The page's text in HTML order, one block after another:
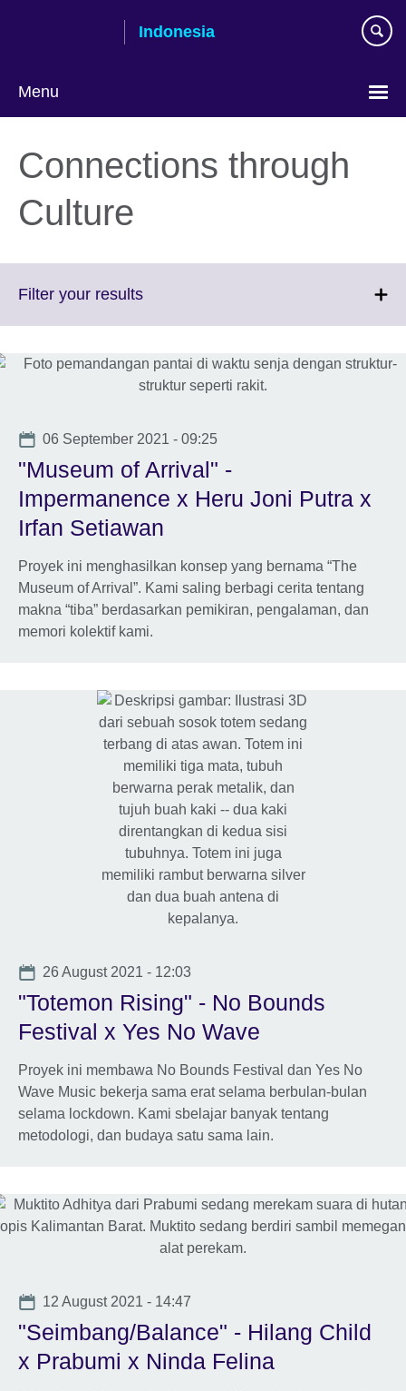
Indonesia
Menu
Connections through
Culture
Filter your resultsClick
More
information
available.
Date
06 September 2021 - 09:25
"Museum of Arrival" -
Impermanence x Heru Joni Putra x
Irfan Setiawan
Proyek ini menghasilkan konsep yang bernama “The
Museum of Arrival”. Kami saling berbagi cerita tentang
makna “tiba” berdasarkan pemikiran, pengalaman, dan
memori kolektif kami.
Date
26 August 2021 - 12:03
"Totemon Rising" - No Bounds
Festival x Yes No Wave
Proyek ini membawa No Bounds Festival dan Yes No
Wave Music bekerja sama erat selama berbulan-bulan
selama lockdown. Kami sbelajar banyak tentang
metodologi, dan budaya satu sama lain.
Date
12 August 2021 - 14:47
"Seimbang/Balance" - Hilang Child
x Prabumi x Ninda Felina